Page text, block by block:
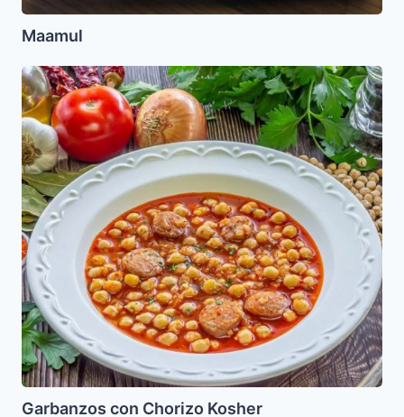
Maamul
Garbanzos
con
Chorizo
Kosher
Garbanzos con Chorizo Kosher